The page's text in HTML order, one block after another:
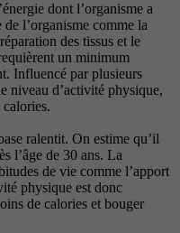
dont l’organisme a
l’organisme comme la
des tissus et le
un minimum
Influencé par plusieurs
niveau d’activité physique,
ralentit. On estime qu’il
l’âge de 30 ans. La
de vie comme l’apport
physique est donc
de calories et bouger